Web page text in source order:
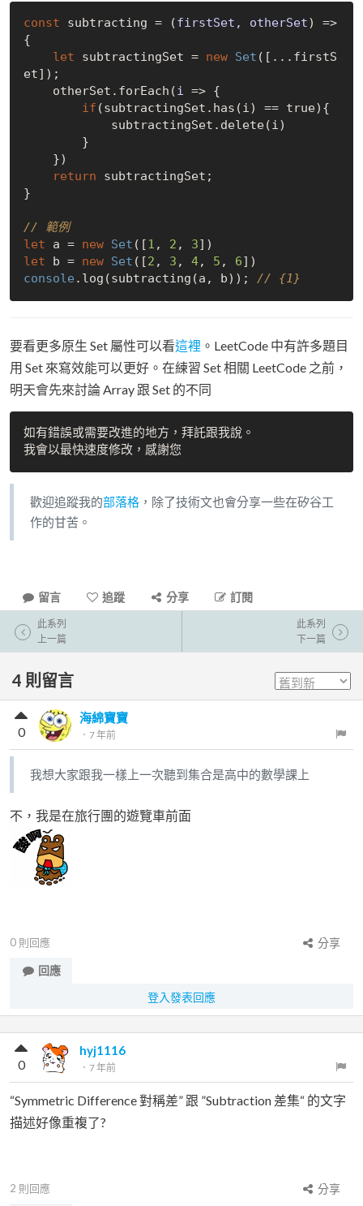
const subtracting = (firstSet, otherSet) =>
{
let subtractingSet = new Set ([...firstS
et]);
    otherSet.forEach(
i => {
if (subtractingSet.has(i) == true){
return subtractingSet;
}
// 範例
let a = new Set ([1 , 2 , 3
let b = new Set ([2 , 3 , 4, 5 , 6
console .log(subtracting(a, b)); // {1}
要看更多原生 Set 屬性可以看這裡 。LeetCode 中有許多題目
用 Set 來寫效能可以更好。在練習 Set 相關 LeetCode 之前，
明天會先來討論 Array 跟 Set 的不同
如有錯誤或需要改進的地方，拜託跟我說。
歡迎追蹤我的部落格 ，除了技術文也會分享一些在矽谷工
作的甘苦。
留言 追蹤 分享 訂閱
此系列
上一篇
此系列
下一篇
4 則留言
海綿寶寶
． 7 年前
0
我想大家跟我一樣上一次聽到集合是高中的數學課上
不，我是在旅行團的遊覽車前面
0 則回應
分享
回應
登入發表回應
hyj1116
． 7 年前
0
“Symmetric Difference 對稱差” 跟 ”Subtraction 差集“ 的文字
描述好像重複了?
2 則回應
分享